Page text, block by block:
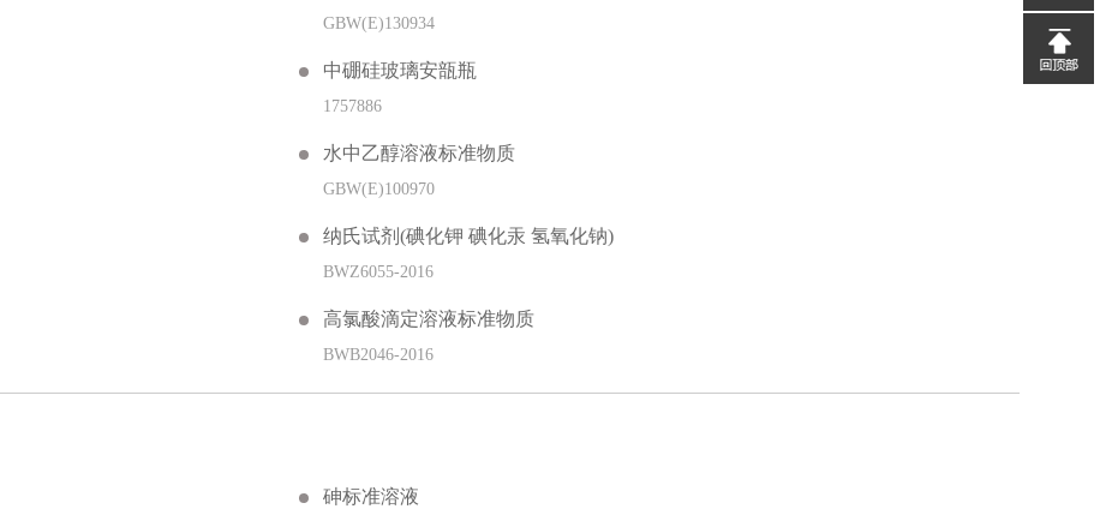
GBW(E)130934
中硼硅玻璃安瓿瓶
1757886
水中乙醇溶液标准物质
GBW(E)100970
纳氏试剂(碘化钾 碘化汞 氢氧化钠)
BWZ6055-2016
高氯酸滴定溶液标准物质
BWB2046-2016
砷标准溶液